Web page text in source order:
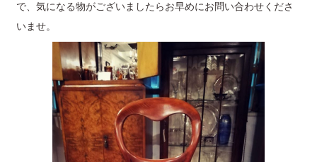
で、気になる物がございましたらお早めにお問い合わせくださ
いませ。